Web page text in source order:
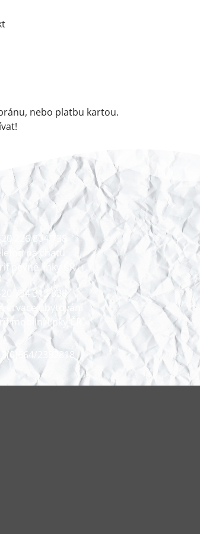
nebo platbu kartou.
226 804 738
na chatu
pevné linky ČR
734 313 838
ubytování
mobilní linky ČR
2382818